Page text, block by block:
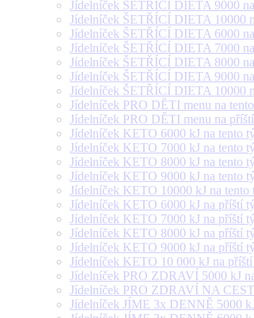
Jídelníček ŠETŘÍCÍ DIETA 9000 na
Jídelníček ŠETŘÍCÍ DIETA 10000
Jídelníček ŠETŘÍCÍ DIETA 6000
Jídelníček ŠETŘÍCÍ DIETA 7000
Jídelníček ŠETŘÍCÍ DIETA 8000
Jídelníček ŠETŘÍCÍ DIETA 9000
Jídelníček ŠETŘÍCÍ DIETA 10000
Jídelníček PRO DĚTI menu na tento
Jídelníček PRO DĚTI menu na příští
Jídelníček KETO 6000 kJ na tento
Jídelníček KETO 7000 kJ na tento
Jídelníček KETO 8000 kJ na tento
Jídelníček KETO 9000 kJ na tento
Jídelníček KETO 10000 kJ na tento
Jídelníček KETO 6000 kJ na příští
Jídelníček KETO 7000 kJ na příští
Jídelníček KETO 8000 kJ na příští
Jídelníček KETO 9000 kJ na příští
Jídelníček KETO 10 000 kJ na příští
Jídelníček PRO ZDRAVÍ 5000 kJ
Jídelníček PRO ZDRAVÍ NA
Jídelníček JÍME 3x DENNĚ 5000